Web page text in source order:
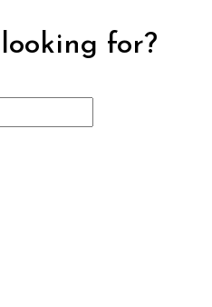
for?